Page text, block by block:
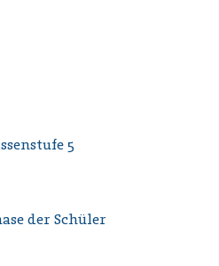
5
der Schüler